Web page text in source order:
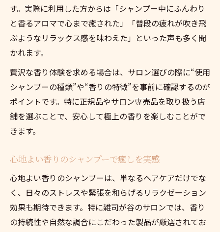
す。実際に利用した方からは「シャンプー中にふんわり
と香るアロマで心まで癒された」「普段の疲れが吹き飛
ぶようなリラックス感を味わえた」といった声も多く聞
かれます。
贅沢な香り体験を求める場合は、サロン選びの際に“使用
シャンプーの種類”や“香りの特徴”を事前に確認するのが
ポイントです。特に正規品やサロン専売品を取り扱う店
舗を選ぶことで、安心して極上の香りを楽しむことがで
きます。
心地よい香りのシャンプーで癒しを実感
心地よい香りのシャンプーは、単なるヘアケアだけでな
く、日々のストレスや緊張を和らげるリラクゼーション
効果も期待できます。特に雑司が谷のサロンでは、香り
の持続性や自然な調合にこだわった製品が厳選されてお